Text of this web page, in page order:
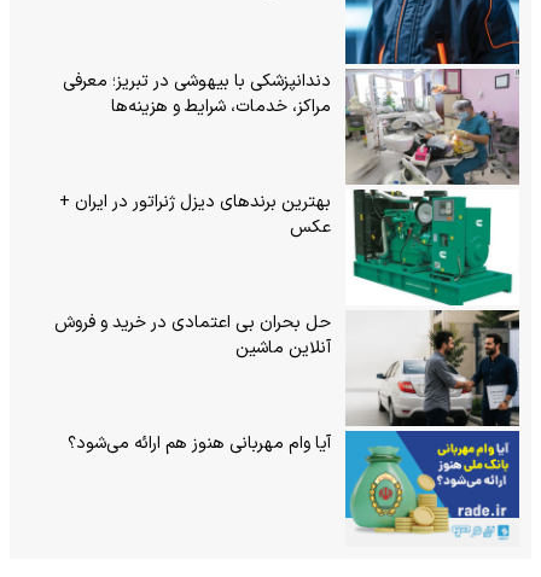
دندانپزشکی با بیهوشی در تبریز؛ معرفی
مراکز، خدمات، شرایط و هزینه‌ها
بهترین برندهای دیزل ژنراتور در ایران +
عکس
حل بحران بی‌ اعتمادی در خرید و فروش
آنلاین ماشین
آیا وام مهربانی هنوز هم ارائه می‌شود؟